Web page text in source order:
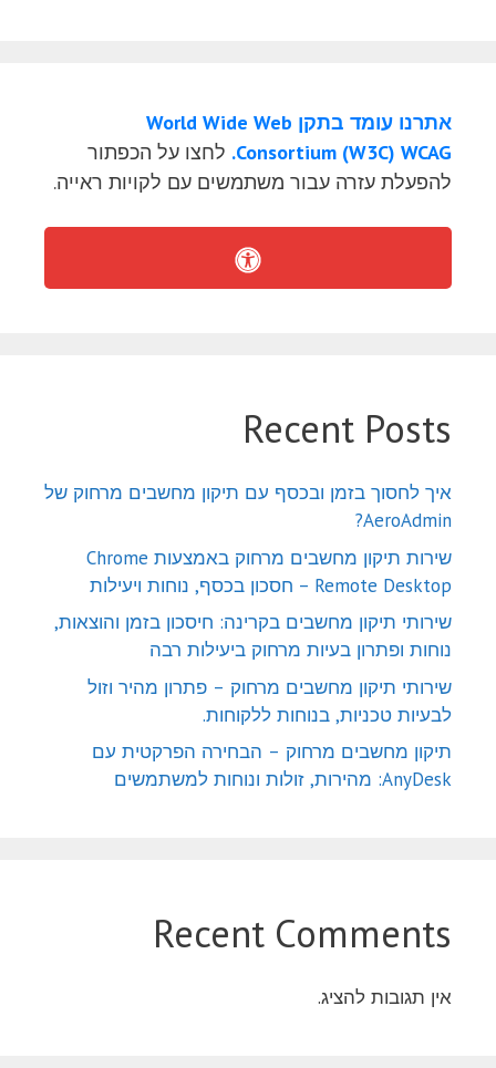
אתרנו עומד בתקן World Wide Web
Consortium (W3C) WCAG. לחצו על הכפתור
להפעלת עזרה עבור משתמשים עם לקויות ראייה.
Recent Posts
איך לחסוך בזמן ובכסף עם תיקון מחשבים מרחוק של
AeroAdmin?
שירות תיקון מחשבים מרחוק באמצעות Chrome
Remote Desktop – חסכון בכסף, נוחות ויעילות
שירותי תיקון מחשבים בקרינה: חיסכון בזמן והוצאות,
נוחות ופתרון בעיות מרחוק ביעילות רבה
שירותי תיקון מחשבים מרחוק – פתרון מהיר וזול
לבעיות טכניות, בנוחות ללקוחות.
תיקון מחשבים מרחוק – הבחירה הפרקטית עם
AnyDesk: מהירות, זולות ונוחות למשתמשים
Recent Comments
אין תגובות להציג.